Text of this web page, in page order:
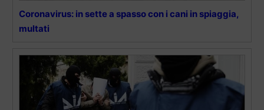
Coronavirus: in sette a spasso con i cani in spiaggia,
multati